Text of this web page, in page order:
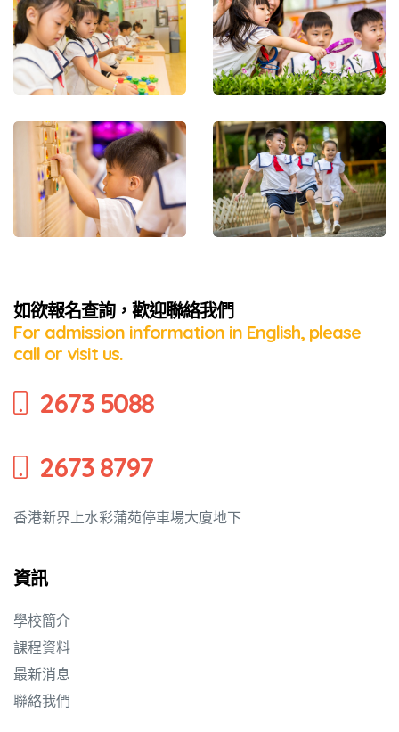
如欲報名查詢，歡迎聯絡我們
For admission information in English, please
call or visit us.
2673 5088
2673 8797
香港新界上水彩蒲苑停車場大廈地下
資訊
學校簡介
課程資料
最新消息
聯絡我們